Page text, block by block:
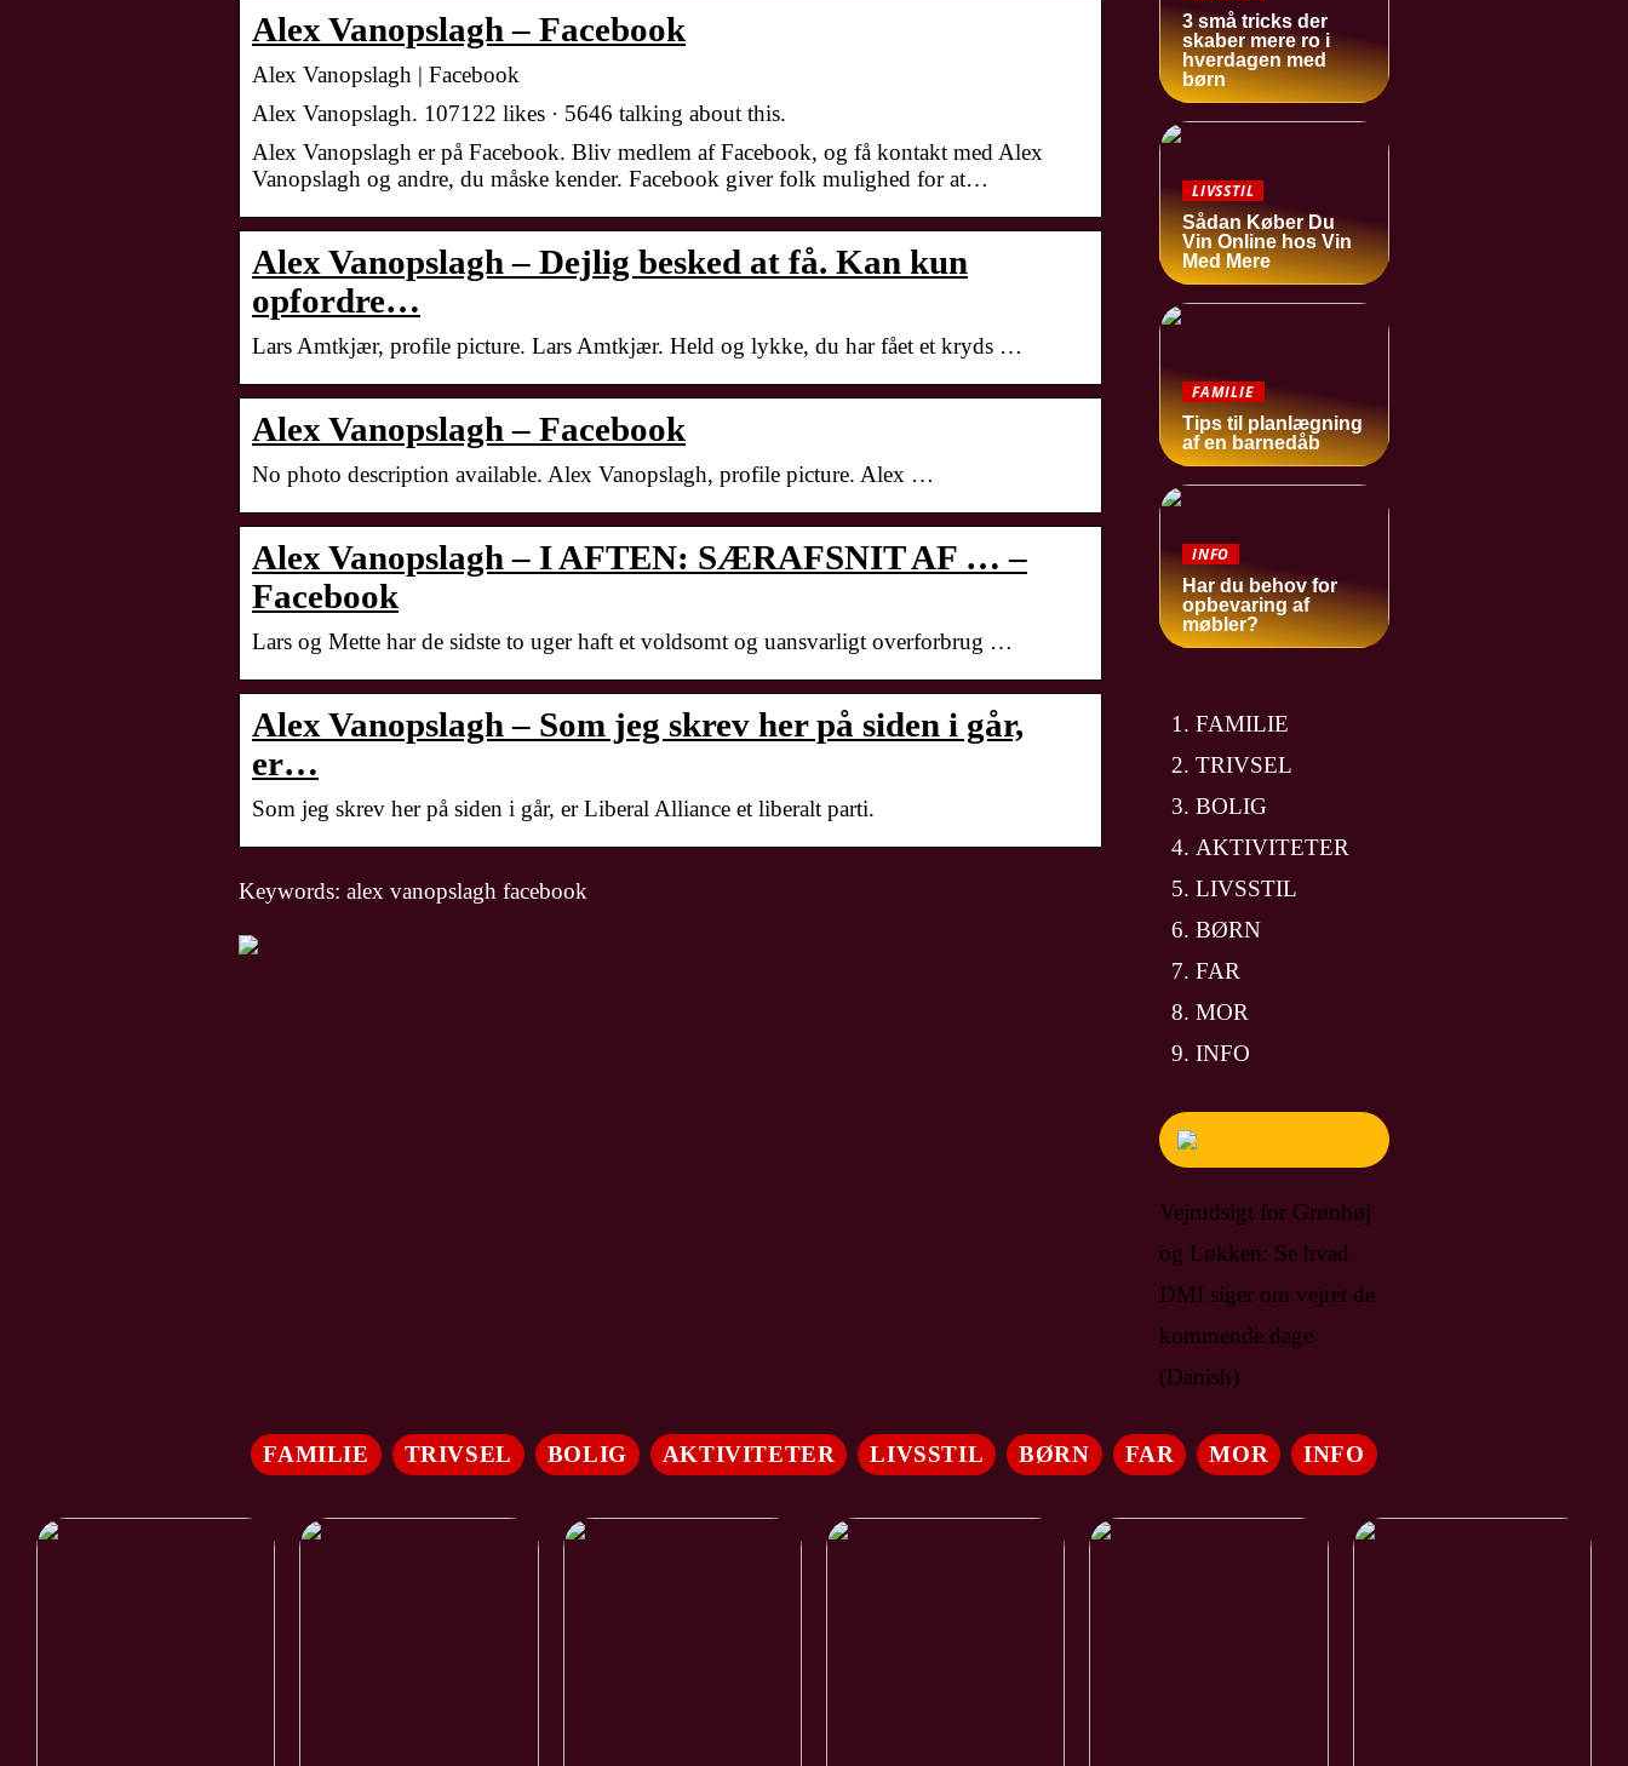
Alex Vanopslagh – Facebook
Alex Vanopslagh | Facebook
Alex Vanopslagh. 107122 likes · 5646 talking about this.
Alex Vanopslagh er på Facebook. Bliv medlem af Facebook, og få kontakt med Alex
Vanopslagh og andre, du måske kender. Facebook giver folk mulighed for at…
Alex Vanopslagh – Dejlig besked at få. Kan kun
opfordre…
Lars Amtkjær, profile picture. Lars Amtkjær. Held og lykke, du har fået et kryds …
Alex Vanopslagh – Facebook
No photo description available. Alex Vanopslagh, profile picture. Alex …
Alex Vanopslagh – I AFTEN: SÆRAFSNIT AF … –
Facebook
Lars og Mette har de sidste to uger haft et voldsomt og uansvarligt overforbrug …
Alex Vanopslagh – Som jeg skrev her på siden i går,
er…
Som jeg skrev her på siden i går, er Liberal Alliance et liberalt parti.
Keywords: alex vanopslagh facebook
3 små tricks der
skaber mere ro i
hverdagen med
børn
LIVSSTIL
Sådan Køber Du
Vin Online hos Vin
Med Mere
FAMILIE
Tips til planlægning
af en barnedåb
INFO
Har du behov for
opbevaring af
møbler?
FAMILIE
TRIVSEL
BOLIG
AKTIVITETER
LIVSSTIL
BØRN
FAR
MOR
INFO
Vejrudsigt for Grønhøj
og Løkken: Se hvad
DMI siger om vejret de
kommende dage
(Danish)
FAMILIE TRIVSEL BOLIG AKTIVITETER LIVSSTIL BØRN FAR MOR INFO